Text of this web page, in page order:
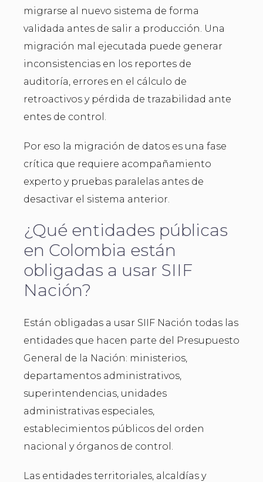
migrarse al nuevo sistema de forma
validada antes de salir a producción. Una
migración mal ejecutada puede generar
inconsistencias en los reportes de
auditoría, errores en el cálculo de
retroactivos y pérdida de trazabilidad ante
entes de control.
Por eso la migración de datos es una fase
crítica que requiere acompañamiento
experto y pruebas paralelas antes de
desactivar el sistema anterior.
¿Qué entidades públicas
en Colombia están
obligadas a usar SIIF
Nación?
Están obligadas a usar SIIF Nación todas las
entidades que hacen parte del Presupuesto
General de la Nación: ministerios,
departamentos administrativos,
superintendencias, unidades
administrativas especiales,
establecimientos públicos del orden
nacional y órganos de control.
Las entidades territoriales, alcaldías y